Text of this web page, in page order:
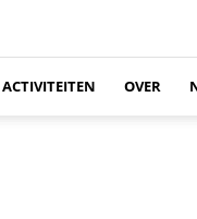
ACTIVITEITEN OVER